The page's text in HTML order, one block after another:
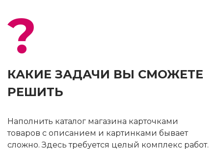
?
КАКИЕ ЗАДАЧИ ВЫ СМОЖЕТЕ
РЕШИТЬ
Наполнить каталог магазина карточками
товаров с описанием и картинками бывает
сложно. Здесь требуется целый комплекс работ.